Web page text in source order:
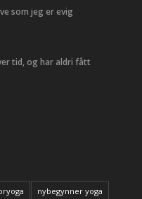
som jeg er evig
tid, og har aldri fått
nybegynner yoga